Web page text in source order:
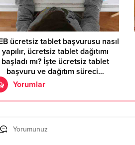
ücretsiz tablet başvurusu nasıl
yapılır, ücretsiz tablet dağıtımı
başladı mı? İşte ücretsiz tablet
başvuru ve dağıtım süreci…
Yorumlar